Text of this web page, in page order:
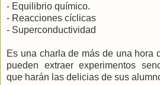
- Equilibrio químico.
- Reacciones cíclicas
- Superconductividad
Es una charla de más de una hora
pueden extraer experimentos
que harán las delicias de sus